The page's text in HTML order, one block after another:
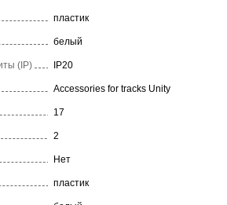
пластик
белый
(IP) IP20
Accessories for tracks Unity
17
2
Нет
пластик